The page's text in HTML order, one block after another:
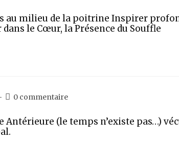
au milieu de la poitrine Inspirer
le Cœur, la Présence du Souffle
0 commentaire
(le temps n’existe pas…)